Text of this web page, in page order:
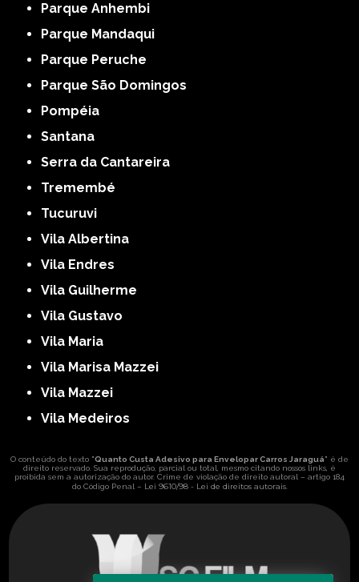
Parque Anhembi
Parque Mandaqui
Parque Peruche
Parque São Domingos
Pompéia
Santana
Serra da Cantareira
Tremembé
Tucuruvi
Vila Albertina
Vila Endres
Vila Guilherme
Vila Gustavo
Vila Maria
Vila Marisa Mazzei
Vila Mazzei
Vila Medeiros
O conteúdo do texto "Quanto Custa Adesivo para Envelopar Carros Jaraguá" é de
direito reservado. Sua reprodução, parcial ou total, mesmo citando nossos links, é
proibida sem a autorização do autor. Crime de violação de direito autoral – artigo 184
do Código Penal – Lei 9610/98 - Lei de direitos autorais.